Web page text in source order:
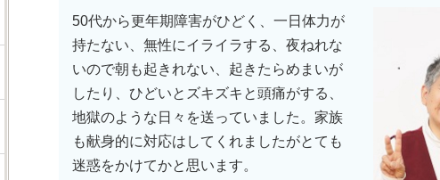
50代から更年期障害がひどく、一日体力が
持たない、無性にイライラする、夜ねれな
いので朝も起きれない、起きたらめまいが
したり、ひどいとズキズキと頭痛がする、
地獄のような日々を送っていました。家族
も献身的に対応はしてくれましたがとても
迷惑をかけてかと思います。